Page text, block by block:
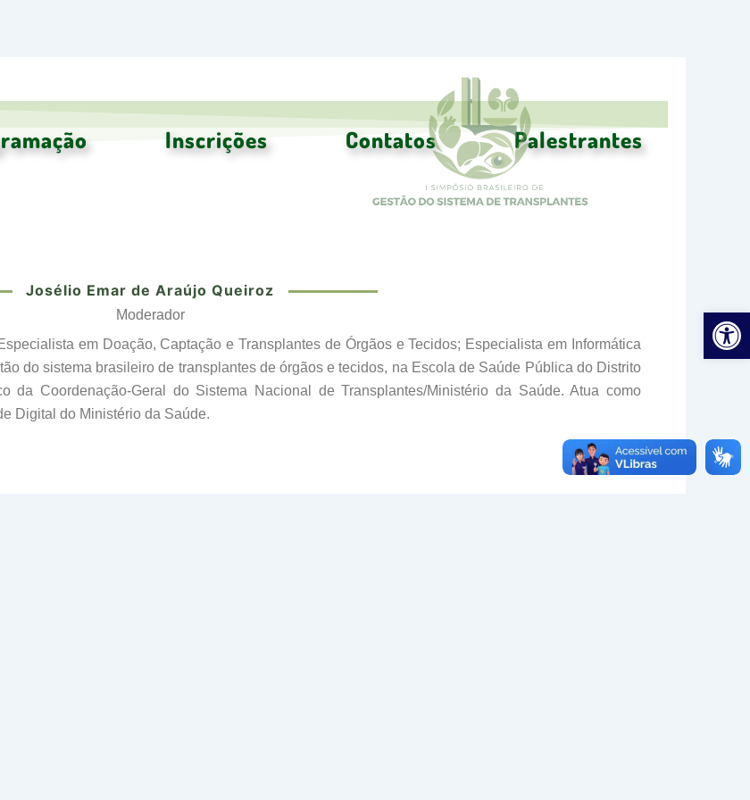
Inscrições Contatos Palestrantes
Josélio Emar de Araújo Queiroz
Moderador
em Doação, Captação e Transplantes de Órgãos e Tecidos; Especialista em Informática
do sistema brasileiro de transplantes de órgãos e tecidos, na Escola de Saúde Pública do Distrito
da Coordenação-Geral do Sistema Nacional de Transplantes/Ministério da Saúde. Atua como
Digital do Ministério da Saúde.